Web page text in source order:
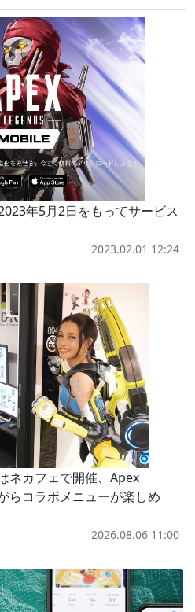
年5月2日をもってサービス
2023.02.01 12:24
ネカフェで開催、Apex
らコラボメニューが楽しめ
2026.08.06 11:00